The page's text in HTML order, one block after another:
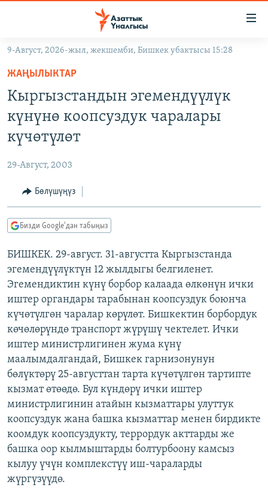
Навигацияга
өтүңүз
Издөөгө
салыңызКЫРГЫЗСТАН
МАДАНИЯТ
ДҮЙНӨ
УКРАИНА
ТВ ПРОГРАММАЛАР
БҮГҮН АЗАТТЫКТА
ДАНИСТЕ
АЗАТТЫК+
ЫҢГАЙСЫЗ СУРООЛОР
ПОДКАСТ
ОНЛАЙН ШЕРИНЕ
ЭЕ/АРнун бардык сайттары
9-Август, 2026-жыл, жекшемби, Бишкек убактысы 15:28
ЖАҢЫЛЫКТАР
Кыргызстандын эгемендүүлүк
күнүнө коопсуздук чаралары
күчөтүлөт
29-Август, 2003
Бөлүшүңүз
Бизди Google'дан табыңыз
БИШКЕК. 29-август. 31-августта Кыргызстанда
эгемендүүлүктүн 12 жылдыгы белгиленет.
Эгемендиктин күнү борбор калаада өлкөнүн ички
иштер органдары тарабынан коопсуздук боюнча
күчөтүлгөн чаралар көрүлөт. Бишкектин борбордук
көчөлөрүндө транспорт жүрүшү чектелет. Ички
иштер министрлигинен жума күнү
маалымдалгандай, Бишкек гарнизонунун
бөлүктөрү 25-августтан тарта күчөтүлгөн тартипте
кызмат өтөөдө. Бул күндөрү ички иштер
министрлигинин атайын кызматтары улуттук
коопсуздук жана башка кызматтар менен бирдикте
коомдук коопсуздукту, террордук акттарды же
башка оор кылмыштарды болтурбоону камсыз
кылуу үчүн комплекстүү иш-чараларды
жүргүзүүдө.